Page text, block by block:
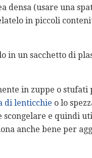
densa (usare una
in piccoli
in un sacchetto di
in zuppe o
di lenticchie o lo
e quindi
anche bene per